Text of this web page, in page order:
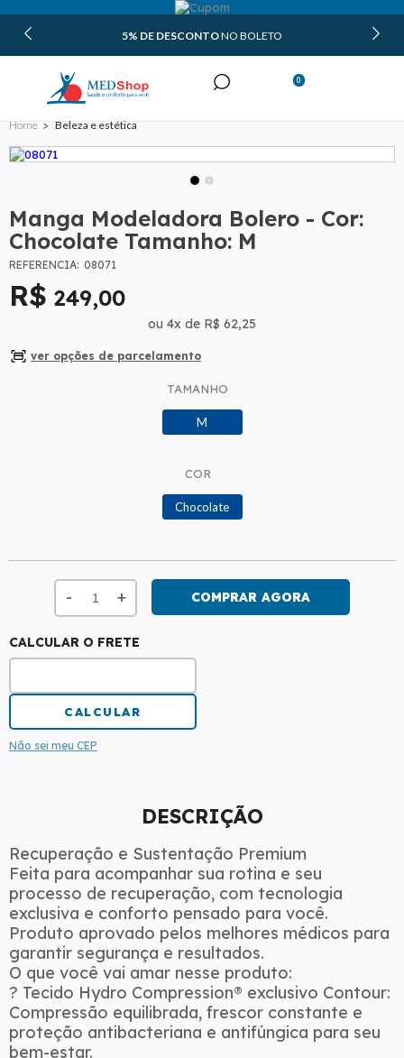
5% DE DESCONTONO BOLETO
0
Beleza e estética
Manga Modeladora Bolero - Cor:
Chocolate Tamanho: M
REFERÊNCIA: 08071
249,00
ou 4x de R$ 62,25
TAMANHO
M
COR
Chocolate
- +
CALCULAR O FRETE
Não sei meu CEP
DESCRIÇÃO
Recuperação e Sustentação Premium
Feita para acompanhar sua rotina e seu
processo de recuperação, com tecnologia
exclusiva e conforto pensado para você.
Produto aprovado pelos melhores médicos para
garantir segurança e resultados.
O que você vai amar nesse produto:
? Tecido Hydro Compression® exclusivo Contour:
Compressão equilibrada, frescor constante e
proteção antibacteriana e antifúngica para seu
bem-estar.